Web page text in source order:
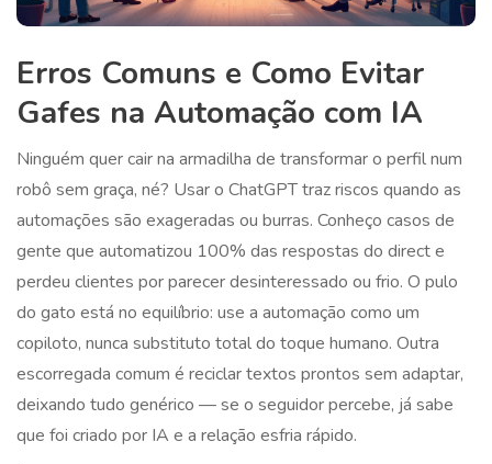
Erros Comuns e Como Evitar
Gafes na Automação com IA
Ninguém quer cair na armadilha de transformar o perfil num
robô sem graça, né? Usar o ChatGPT traz riscos quando as
automações são exageradas ou burras. Conheço casos de
gente que automatizou 100% das respostas do direct e
perdeu clientes por parecer desinteressado ou frio. O pulo
do gato está no equilíbrio: use a automação como um
copiloto, nunca substituto total do toque humano. Outra
escorregada comum é reciclar textos prontos sem adaptar,
deixando tudo genérico — se o seguidor percebe, já sabe
que foi criado por IA e a relação esfria rápido.